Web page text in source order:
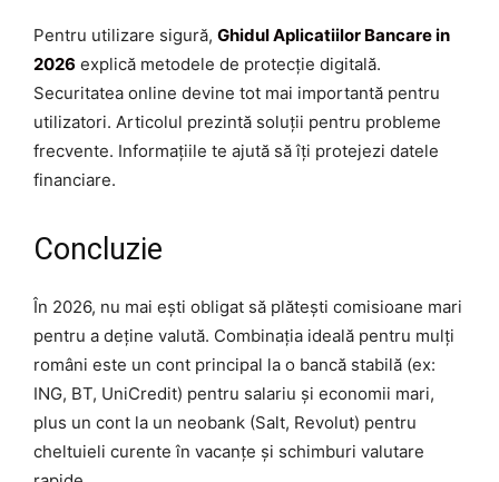
Pentru utilizare sigură, Ghidul Aplicatiilor Bancare in
2026 explică metodele de protecție digitală.
Securitatea online devine tot mai importantă pentru
utilizatori. Articolul prezintă soluții pentru probleme
frecvente. Informațiile te ajută să îți protejezi datele
financiare.
Concluzie
În 2026, nu mai ești obligat să plătești comisioane mari
pentru a deține valută. Combinația ideală pentru mulți
români este un cont principal la o bancă stabilă (ex:
ING, BT, UniCredit) pentru salariu și economii mari,
plus un cont la un neobank (Salt, Revolut) pentru
cheltuieli curente în vacanțe și schimburi valutare